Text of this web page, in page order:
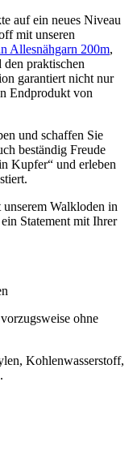
auf ein neues Niveau
mit unseren
Allesnähgarn 200m,
den praktischen
garantiert nicht nur
Endprodukt von
und schaffen Sie
beständig Freude
Kupfer“ und erleben
Walkloden in
Statement mit Ihrer
ohne
Kohlenwasserstoff,